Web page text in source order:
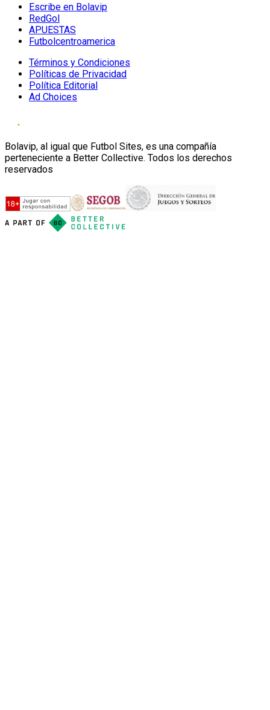
Escribe en Bolavip
RedGol
APUESTAS
Futbolcentroamerica
Términos y Condiciones
Políticas de Privacidad
Política Editorial
Ad Choices
Bolavip, al igual que Futbol Sites, es una compañía
perteneciente a Better Collective. Todos los derechos
reservados